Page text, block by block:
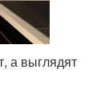
а выглядят